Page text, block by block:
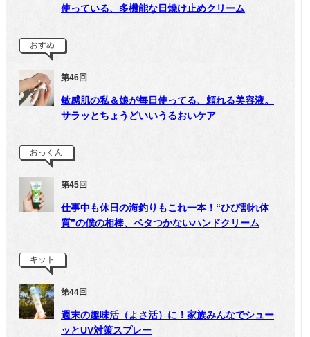
使っている、多機能な日焼け止めクリーム
おすぬ
第46回
敏感肌の私＆娘が毎日使ってる、頼れる美容液。
サラッとちょうどいいうるおいケア
おっくん
第45回
仕事中も休日の海釣りもこれ一本！“ひび割れ体
質”の僕の相棒、ベタつかないハンドクリーム
キット
第44回
週末の趣味活（よさ活）に！家族みんなでシュー
ッとUV対策スプレー